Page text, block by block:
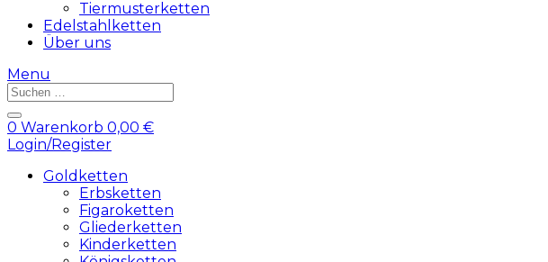
Tiermusterketten
Edelstahlketten
Über uns
Menu
Products
search
0 Warenkorb 0,00 €
Login/Register
Goldketten
Erbsketten
Figaroketten
Gliederketten
Kinderketten